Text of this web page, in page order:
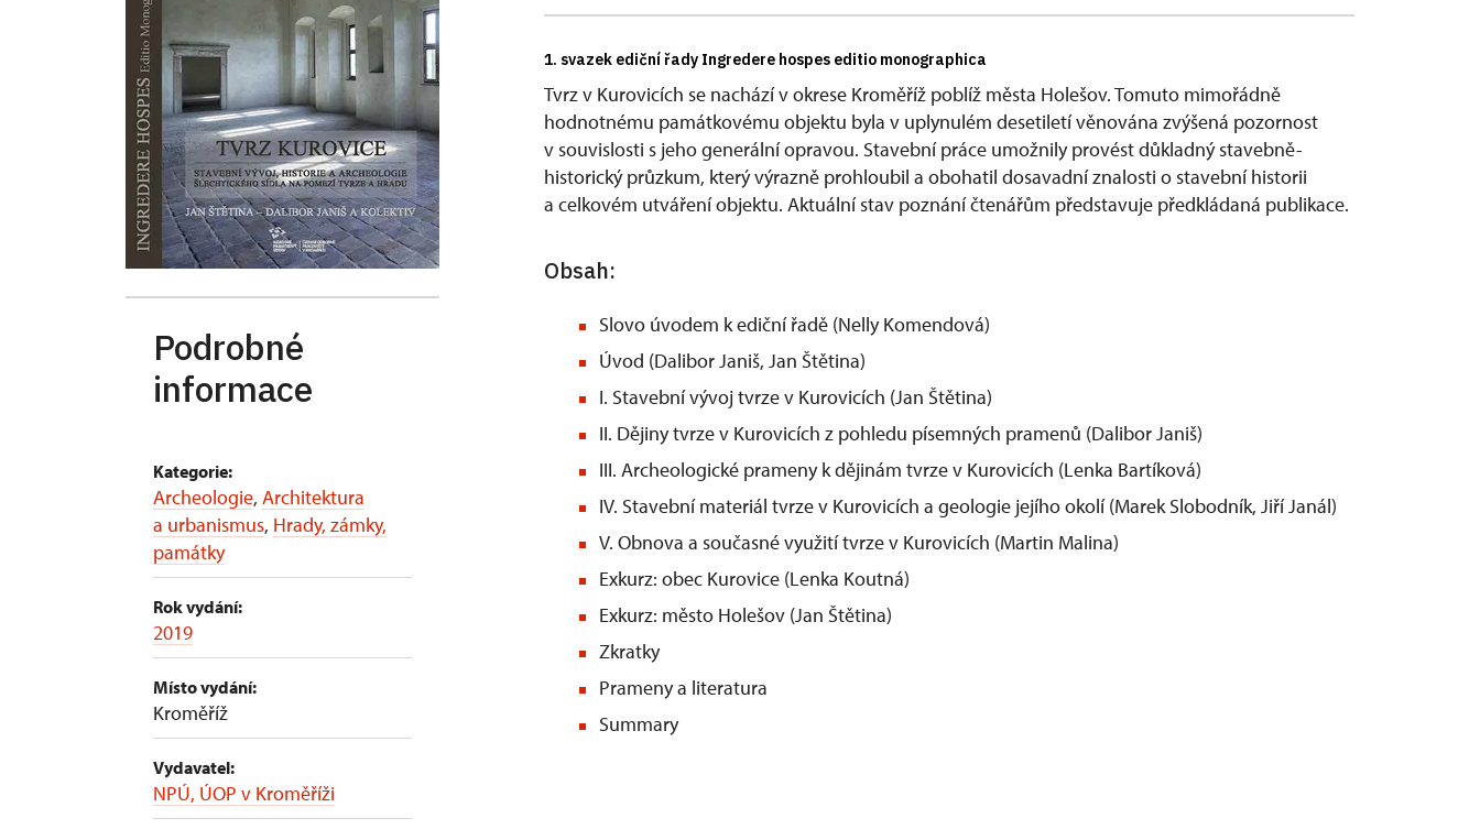
Podrobné
informace
Kategorie:
Archeologie, Architektura
a urbanismus, Hrady, zámky,
památky
Rok vydání:
2019
Místo vydání:
Kroměříž
Vydavatel:
NPÚ, ÚOP v Kroměříži
1. svazek ediční řady Ingredere hospes editio monographica
Tvrz v Kurovicích se nachází v okrese Kroměříž poblíž města Holešov. Tomuto mimořádně
hodnotnému památkovému objektu byla v uplynulém desetiletí věnována zvýšená pozornost
v souvislosti s jeho generální opravou. Stavební práce umožnily provést důkladný stavebně-
historický průzkum, který výrazně prohloubil a obohatil dosavadní znalosti o stavební historii
a celkovém utváření objektu. Aktuální stav poznání čtenářům představuje předkládaná publikace.
Obsah:
Slovo úvodem k ediční řadě (Nelly Komendová)
Úvod (Dalibor Janiš, Jan Štětina)
I. Stavební vývoj tvrze v Kurovicích (Jan Štětina)
II. Dějiny tvrze v Kurovicích z pohledu písemných pramenů (Dalibor Janiš)
III. Archeologické prameny k dějinám tvrze v Kurovicích (Lenka Bartíková)
IV. Stavební materiál tvrze v Kurovicích a geologie jejího okolí (Marek Slobodník, Jiří Janál)
V. Obnova a současné využití tvrze v Kurovicích (Martin Malina)
Exkurz: obec Kurovice (Lenka Koutná)
Exkurz: město Holešov (Jan Štětina)
Zkratky
Prameny a literatura
Summary